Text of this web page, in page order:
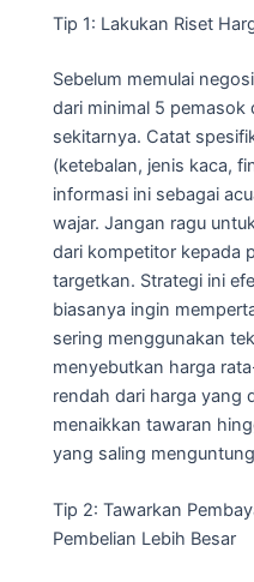
Tip 1: Lakukan Riset
Sebelum memulai
dari minimal 5 pemasok
sekitarnya. Catat
(ketebalan, jenis kaca,
informasi ini sebagai
wajar. Jangan ragu
dari kompetitor kepada
targetkan. Strategi ini
biasanya ingin
sering menggunakan
menyebutkan harga
rendah dari harga yang
menaikkan tawaran
yang saling
Tip 2: Tawarkan
Pembelian Lebih Besar